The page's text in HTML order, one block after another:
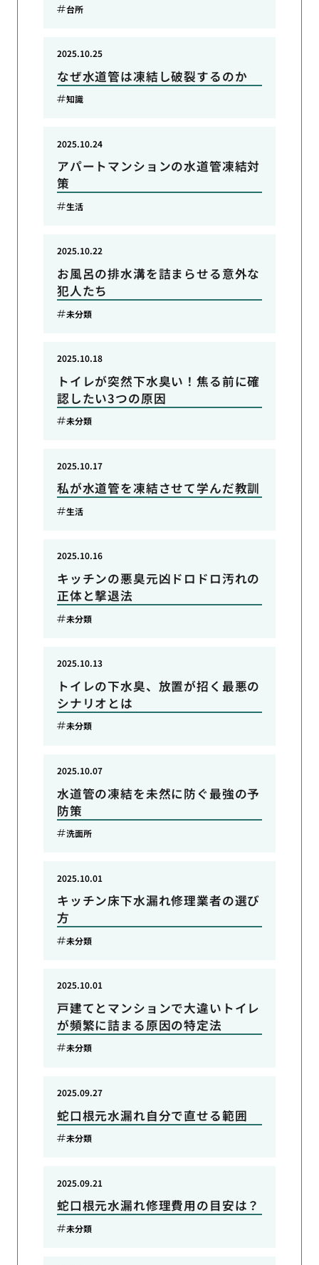
台所
なぜ水道管は凍結し破裂するのか
2025.10.25
知識
アパートマンションの水道管凍結対
策
2025.10.24
生活
お風呂の排水溝を詰まらせる意外な
犯人たち
2025.10.22
未分類
トイレが突然下水臭い！焦る前に確
認したい3つの原因
2025.10.18
未分類
私が水道管を凍結させて学んだ教訓
2025.10.17
生活
キッチンの悪臭元凶ドロドロ汚れの
正体と撃退法
2025.10.16
未分類
トイレの下水臭、放置が招く最悪の
シナリオとは
2025.10.13
未分類
水道管の凍結を未然に防ぐ最強の予
防策
2025.10.07
洗面所
キッチン床下水漏れ修理業者の選び
方
2025.10.01
未分類
戸建てとマンションで大違いトイレ
が頻繁に詰まる原因の特定法
2025.10.01
未分類
蛇口根元水漏れ自分で直せる範囲
2025.09.27
未分類
蛇口根元水漏れ修理費用の目安は？
2025.09.21
未分類